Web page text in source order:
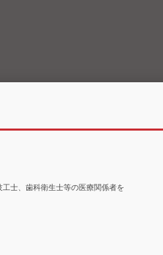
士、歯科衛生士等の医療関係者を